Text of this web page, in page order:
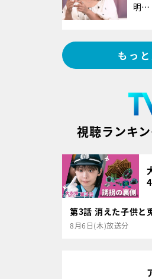
明…
もっ
視聴ランキ
第3話 消えた子供と
8月6日(木)放送分